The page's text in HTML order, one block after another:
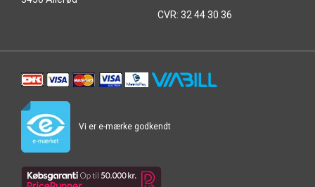
CVR: 32 44 30 36
Vi er e-mærke godkendt